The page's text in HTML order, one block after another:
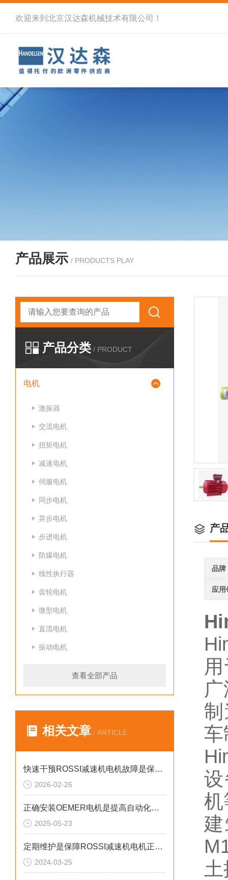
欢迎来到北京汉达森机械技术有限公司！
产品展示 / PRODUCTS PLAY
产品分类 / PRODUCT
电机
激振器
交流电机
扭矩电机
减速电机
伺服电机
同步电机
异步电机
步进电机
防爆电机
线性执行器
齿轮电机
微型电机
直流电机
振动电机
查看全部产品
相关文章 / ARTICLE
快速干预ROSSI减速机电机故障是保障设备长周期稳定运行的关键
2026-02-26
正确安装OEMER电机是提高自动化系统工作效率的关键
2025-05-23
定期维护是保障ROSSI减速机电机正常运行的关键措施
2024-03-25
产
品牌
应用
车
机